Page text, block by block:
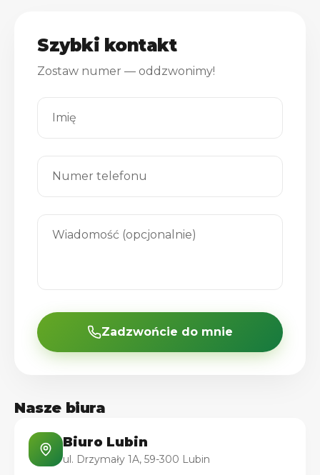
Szybki kontakt
Zostaw numer — oddzwonimy!
Zadzwońcie do mnie
Nasze biura
Biuro Lubin
ul. Drzymały 1A, 59-300 Lubin